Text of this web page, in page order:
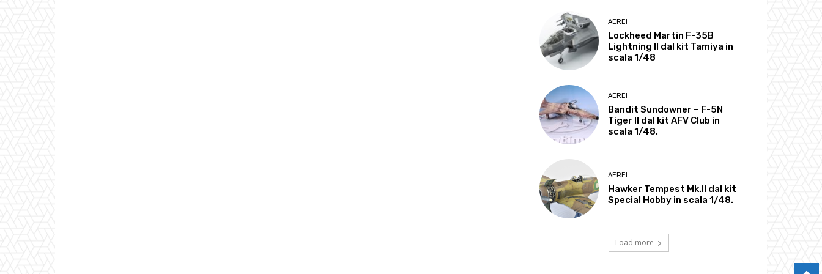
AEREI
Lockheed Martin F-35B
Lightning II dal kit Tamiya in
scala 1/48
AEREI
Bandit Sundowner – F-5N
Tiger II dal kit AFV Club in
scala 1/48.
AEREI
Hawker Tempest Mk.II dal kit
Special Hobby in scala 1/48.
Load more